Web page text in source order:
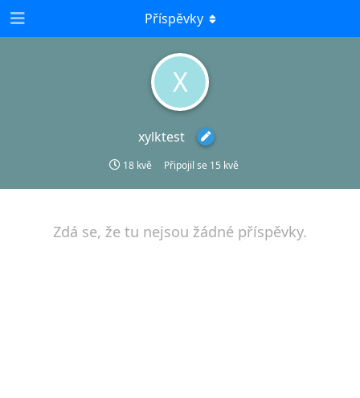
X
xylktest
18 kvě Připojil se 15 kvě
Příspěvky
Zdá se, že tu nejsou žádné příspěvky.